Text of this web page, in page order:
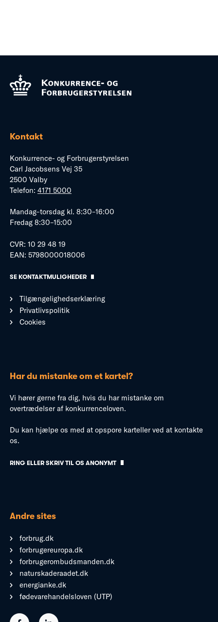
Kontakt
Konkurrence- og Forbrugerstyrelsen
Carl Jacobsens Vej 35
2500 Valby
Telefon: 4171 5000
Mandag–torsdag kl. 8:30–16:00
Fredag 8:30–15:00
CVR: 10 29 48 19
EAN: 5798000018006
SE KONTAKTMULIGHEDER
Tilgængelighedserklæring
Privatlivspolitik
Cookies
Har du mistanke om et kartel?
Vi hører gerne fra dig, hvis du har mistanke om
overtrædelser af konkurrenceloven.
Du kan hjælpe os med at opspore karteller ved at kontakte
os.
RING ELLER SKRIV TIL OS ANONYMT
Andre sites
forbrug.dk
forbrugereuropa.dk
forbrugerombudsmanden.dk
naturskaderaadet.dk
energianke.dk
fødevarehandelsloven (UTP)